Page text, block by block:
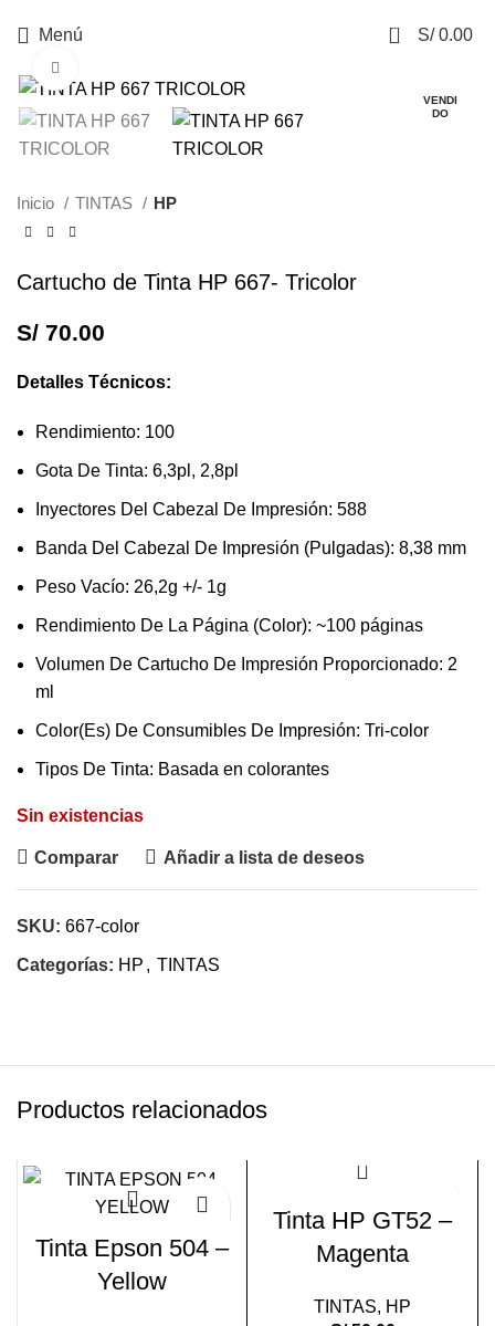
Menú 0 S/0.00
VENDI
DO
Inicio TINTAS HP
Cartucho de Tinta HP 667- Tricolor
S/ 70.00
Detalles Técnicos:
Rendimiento: 100
Gota De Tinta: 6,3pl, 2,8pl
Inyectores Del Cabezal De Impresión: 588
Banda Del Cabezal De Impresión (Pulgadas): 8,38 mm
Peso Vacío: 26,2g +/- 1g
Rendimiento De La Página (Color): ~100 páginas
Volumen De Cartucho De Impresión Proporcionado: 2
ml
Color(Es) De Consumibles De Impresión: Tri-color
Tipos De Tinta: Basada en colorantes
Sin existencias
Comparar Añadir a lista de deseos
SKU: 667-color
Categorías: HP , TINTAS
Productos relacionados
Tinta Epson 504 –
Yellow
Tinta HP GT52 –
Magenta
TINTAS, HP